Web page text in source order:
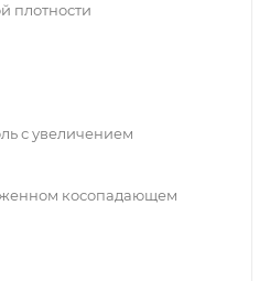
плотности
с увеличением
косопадающем